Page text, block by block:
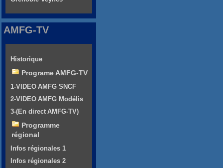
AMFG-TV
Historique
Programe AMFG-TV
1-VIDEO AMFG SNCF
2-VIDEO AMFG Modélis
3-(En direct AMFG-TV)
Programme
régional
Infos régionales 1
Infos régionales 2